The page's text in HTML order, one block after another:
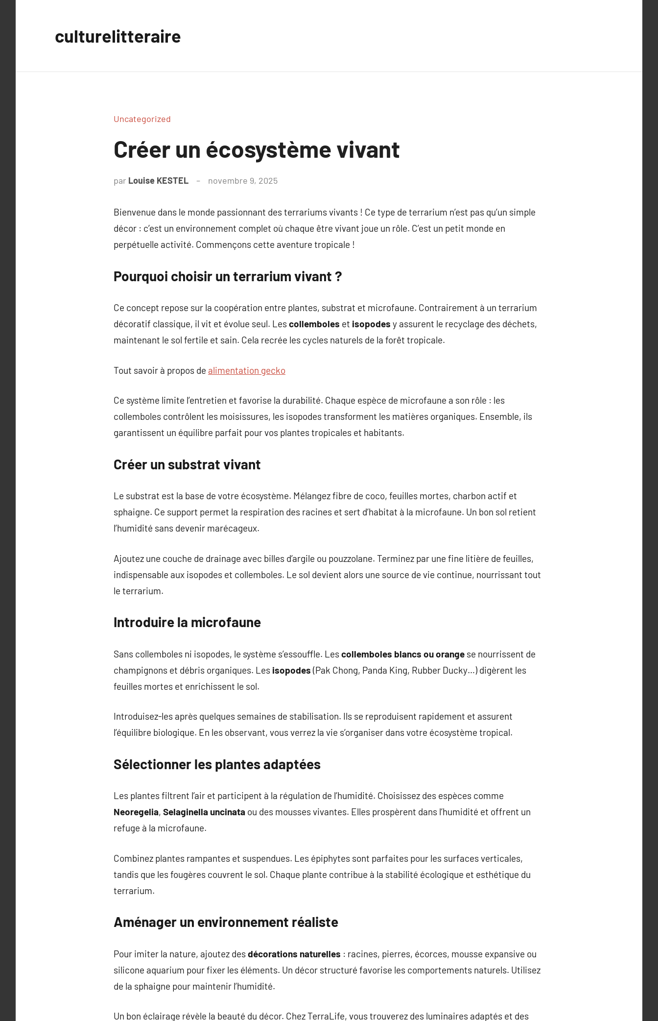
culturelitteraire
Uncategorized
Créer un écosystème vivant
par Louise KESTEL novembre 9, 2025
Bienvenue dans le monde passionnant des terrariums vivants ! Ce type de terrarium n’est pas qu’un simple
décor : c’est un environnement complet où chaque être vivant joue un rôle. C’est un petit monde en
perpétuelle activité. Commençons cette aventure tropicale !
Pourquoi choisir un terrarium vivant ?
Ce concept repose sur la coopération entre plantes, substrat et microfaune. Contrairement à un terrarium
décoratif classique, il vit et évolue seul. Lescollemboles et isopodes y assurent le recyclage des déchets,
maintenant le sol fertile et sain. Cela recrée les cycles naturels de la forêt tropicale.
Tout savoir à propos de alimentation gecko
Ce système limite l’entretien et favorise la durabilité. Chaque espèce de microfaune a son rôle : les
collemboles contrôlent les moisissures, les isopodes transforment les matières organiques. Ensemble, ils
garantissent un équilibre parfait pour vos plantes tropicales et habitants.
Créer un substrat vivant
Le substrat est la base de votre écosystème. Mélangez fibre de coco, feuilles mortes, charbon actif et
sphaigne. Ce support permet la respiration des racines et sert d’habitat à la microfaune. Un bon sol retient
l’humidité sans devenir marécageux.
Ajoutez une couche de drainage avec billes d’argile ou pouzzolane. Terminez par une fine litière de feuilles,
indispensable aux isopodes et collemboles. Le sol devient alors une source de vie continue, nourrissant tout
le terrarium.
Introduire la microfaune
Sans collemboles ni isopodes, le système s’essouffle. Lescollemboles blancs ou orange se nourrissent de
champignons et débris organiques. Les isopodes (Pak Chong, Panda King, Rubber Ducky…) digèrent les
feuilles mortes et enrichissent le sol.
Introduisez-les après quelques semaines de stabilisation. Ils se reproduisent rapidement et assurent
l’équilibre biologique. En les observant, vous verrez la vie s’organiser dans votre écosystème tropical.
Sélectionner les plantes adaptées
Les plantes filtrent l’air et participent à la régulation de l’humidité. Choisissez des espèces comme
Neoregelia, Selaginella uncinata ou des mousses vivantes. Elles prospèrent dans l’humidité et offrent un
refuge à la microfaune.
Combinez plantes rampantes et suspendues. Les épiphytes sont parfaites pour les surfaces verticales,
tandis que les fougères couvrent le sol. Chaque plante contribue à la stabilité écologique et esthétique du
terrarium.
Aménager un environnement réaliste
Pour imiter la nature, ajoutez desdécorations naturelles : racines, pierres, écorces, mousse expansive ou
silicone aquarium pour fixer les éléments. Un décor structuré favorise les comportements naturels. Utilisez
de la sphaigne pour maintenir l’humidité.
Un bon éclairage révèle la beauté du décor. Chez TerraLife, vous trouverez des luminaires adaptés et des